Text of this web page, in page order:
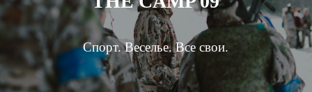
Спорт. Веселье. Все свои.